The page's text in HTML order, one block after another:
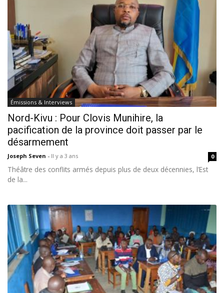
Émissions & Interviews
Nord-Kivu : Pour Clovis Munihire, la
pacification de la province doit passer par le
désarmement
Joseph Seven - Il y a 3 ans 0
Théâtre des conflits armés depuis plus de deux décennies, l’Est
de la...